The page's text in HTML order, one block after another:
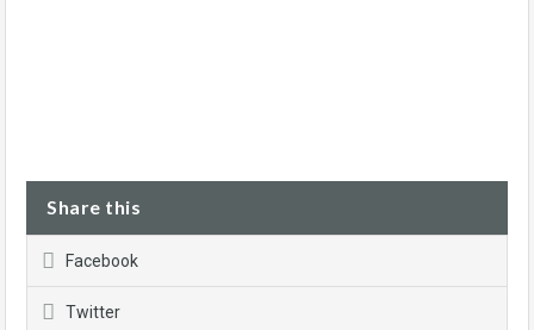
Share this
Facebook
Twitter